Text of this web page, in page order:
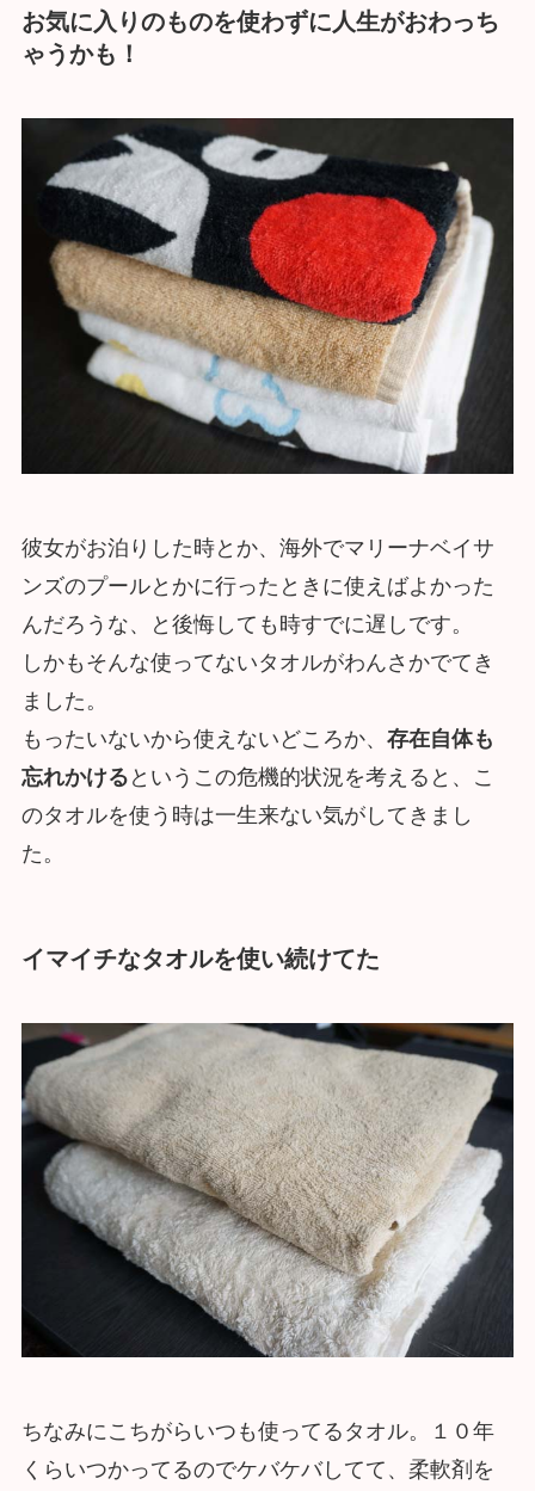
お気に入りのものを使わずに人生がおわっち
ゃうかも！
彼女がお泊りした時とか、海外でマリーナベイサ
ンズのプールとかに行ったときに使えばよかった
んだろうな、と後悔しても時すでに遅しです。
しかもそんな使ってないタオルがわんさかでてき
ました。
もったいないから使えないどころか、 存在自体も
忘れかける というこの危機的状況を考えると、こ
のタオルを使う時は一生来ない気がしてきまし
た。
イマイチなタオルを使い続けてた
ちなみにこちがらいつも使ってるタオル。１０年
くらいつかってるのでケバケバしてて、柔軟剤を